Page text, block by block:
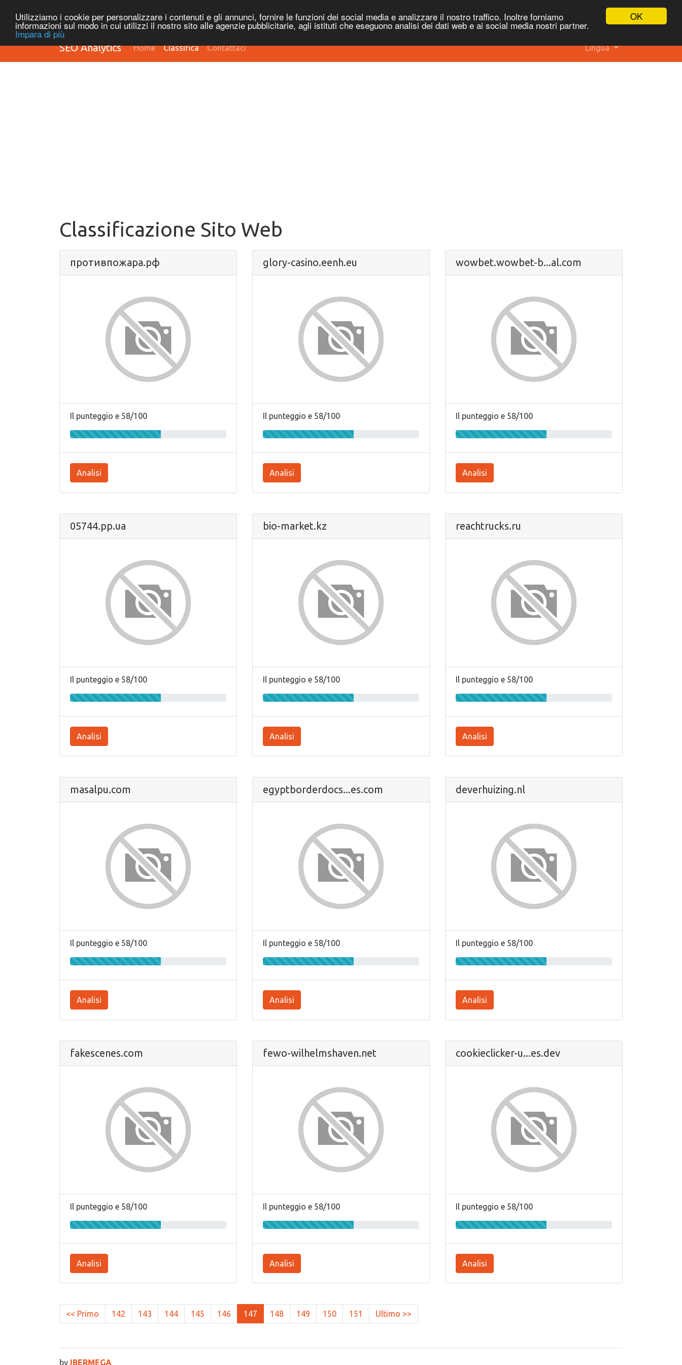
OK
Utilizziamo i cookie per personalizzare i contenuti e gli annunci, fornire le funzioni dei social media e analizzare il nostro traffico. Inoltre forniamo
informazioni sul modo in cui utilizzi il nostro sito alle agenzie pubblicitarie, agli istituti che eseguono analisi dei dati web e ai social media nostri partner.
Impara di più
SEO Analytics Home Classifica Contattaci Lingua
Classificazione Sito Web
противпожара.рф
Il punteggio e 58/100
Analisi
glory-casino.eenh.eu
Il punteggio e 58/100
Analisi
wowbet.wowbet-b...al.com
Il punteggio e 58/100
Analisi
05744.pp.ua
Il punteggio e 58/100
Analisi
bio-market.kz
Il punteggio e 58/100
Analisi
reachtrucks.ru
Il punteggio e 58/100
Analisi
masalpu.com
Il punteggio e 58/100
Analisi
egyptborderdocs...es.com
Il punteggio e 58/100
Analisi
deverhuizing.nl
Il punteggio e 58/100
Analisi
fakescenes.com
Il punteggio e 58/100
Analisi
fewo-wilhelmshaven.net
Il punteggio e 58/100
Analisi
cookieclicker-u...es.dev
Il punteggio e 58/100
Analisi
<< Primo 142 143 144 145 146 147 148 149 150 151 Ultimo >>
by IBERMEGA